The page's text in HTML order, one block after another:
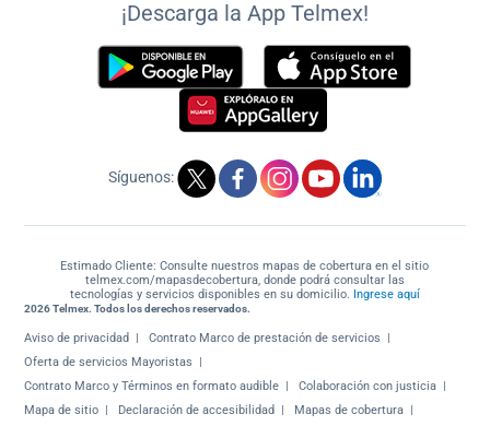
¡Descarga la App Telmex!
Síguenos:
Estimado Cliente: Consulte nuestros mapas de cobertura en el sitio
telmex.com/mapasdecobertura, donde podrá consultar las
tecnologías y servicios disponibles en su domicilio. Ingrese aquí
2026 Telmex. Todos los derechos reservados.
Aviso de privacidad
Contrato Marco de prestación de servicios
Oferta de servicios Mayoristas
Contrato Marco y Términos en formato audible
Colaboración con justicia
Mapa de sitio
Declaración de accesibilidad Mapas de cobertura